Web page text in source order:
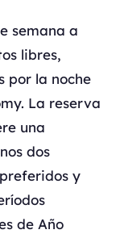
semana a
libres,
por la noche
La reserva
una
dos
y
de Año